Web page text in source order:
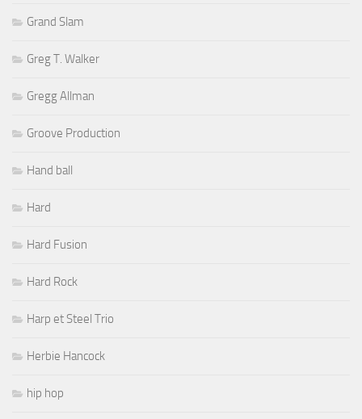
Grand Slam
Greg T. Walker
Gregg Allman
Groove Production
Hand ball
Hard
Hard Fusion
Hard Rock
Harp et Steel Trio
Herbie Hancock
hip hop